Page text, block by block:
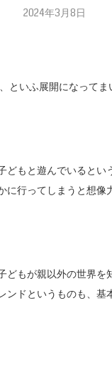
2024年3月8日
といふ展開になって
どもと遊んでいるとい
に行ってしまうと想像
どもが親以外の世界を
ドというものも、基